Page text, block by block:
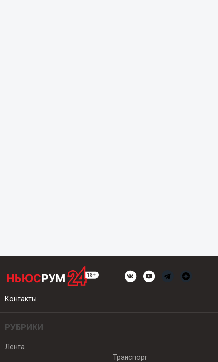
Контакты
РУБРИКИ
Лента
Транспорт